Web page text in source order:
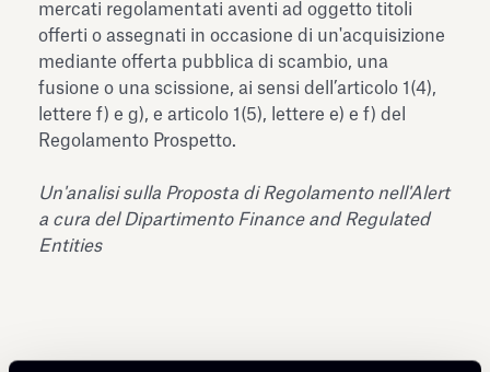
mercati regolamentati aventi ad oggetto titoli
offerti o assegnati in occasione di un'acquisizione
mediante offerta pubblica di scambio, una
fusione o una scissione, ai sensi dell’articolo 1(4),
lettere f) e g), e articolo 1(5), lettere e) e f) del
Regolamento Prospetto.
Un'analisi sulla Proposta di Regolamento nell'Alert
a cura del Dipartimento Finance and Regulated
Entities